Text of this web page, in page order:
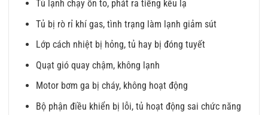
Tủ lạnh chạy ồn to, phát ra tiếng kêu lạ
Tủ bị rò rỉ khí gas, tình trạng làm lạnh giảm sút
Lớp cách nhiệt bị hỏng, tủ hay bị đóng tuyết
Quạt gió quay chậm, không lạnh
Motor bơm ga bị cháy, không hoạt động
Bộ phận điều khiển bị lỗi, tủ hoạt động sai chức năng